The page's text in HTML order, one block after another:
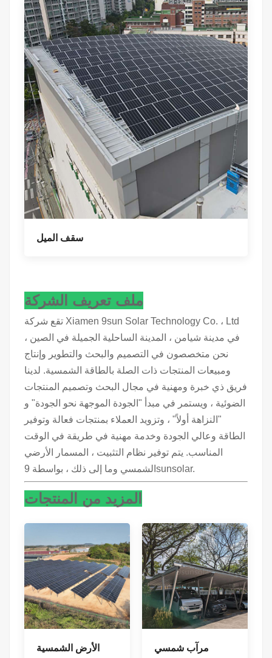
سقف الميل
ملف تعريف الشركة
تقع شركة Xiamen 9sun Solar Technology Co. ، Ltd
في مدينة شيامن ، المدينة الساحلية الجميلة في الصين ،
نحن متخصصون في التصميم والبحث والتطوير وإنتاج
ومبيعات المنتجات ذات الصلة بالطاقة الشمسية. لدينا
فريق ذي خبرة ومهنية في مجال البحث وتصميم المنتجات
الضوئية ، ويستمر في مبدأ "الجودة الموجهة نحو الجودة" و
"النزاهة أولاً" ، وتزويد العملاء بمنتجات فعالة وتوفير
الطاقة وعالي الجودة وخدمة مهنية في طريقة في الوقت
المناسب. يتم توفير نظام التثبيت ، المسمار الأرضي
الشمسي وما إلى ذلك ، بواسطة 9sunsolar.
المزيد من المنتجات
الأرض الشمسية مرآب شمسي